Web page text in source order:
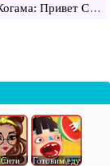
Когама: Привет Сосед
Готовим еду